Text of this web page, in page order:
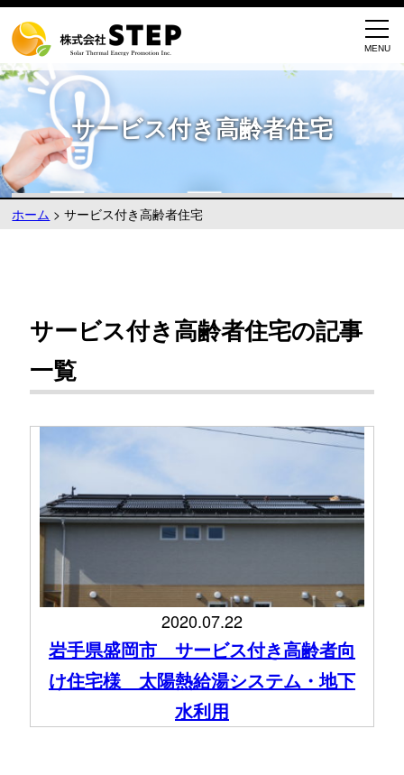
サービス付き高齢者住宅
ホーム >サービス付き高齢者住宅
サービス付き高齢者住宅の記事
一覧
2020.07.22
岩手県盛岡市 サービス付き高齢者向
け住宅様 太陽熱給湯システム・地下
水利用